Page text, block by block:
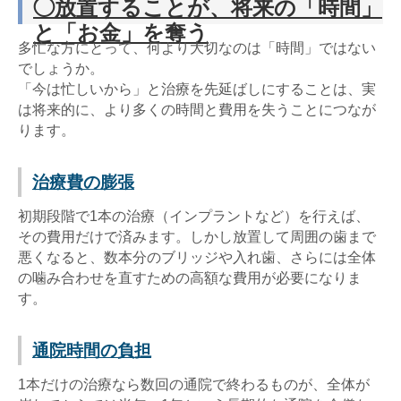
◯放置することが、将来の「時間」
と「お金」を奪う
多忙な方にとって、何より大切なのは「時間」ではない
でしょうか。
「今は忙しいから」と治療を先延ばしにすることは、実
は将来的に、より多くの時間と費用を失うことにつなが
ります。
治療費の膨張
初期段階で1本の治療（インプラントなど）を行えば、
その費用だけで済みます。しかし放置して周囲の歯まで
悪くなると、数本分のブリッジや入れ歯、さらには全体
の噛み合わせを直すための高額な費用が必要になりま
す。
通院時間の負担
1本だけの治療なら数回の通院で終わるものが、全体が